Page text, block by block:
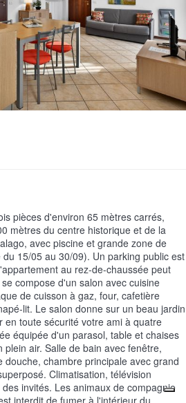
pièces d'environ 65 mètres carrés,
mètres du centre historique et de la
avec piscine et grande zone de
15/05 au 30/09). Un parking public est
au rez-de-chaussée peut
compose d'un salon avec cuisine
de cuisson à gaz, four, cafetière
lit. Le salon donne sur un beau jardin
en toute sécurité votre ami à quatre
équipée d'un parasol, table et chaises
air. Salle de bain avec fenêtre,
douche, chambre principale avec grand
Climatisation, télévision
invités. Les animaux de compagnie